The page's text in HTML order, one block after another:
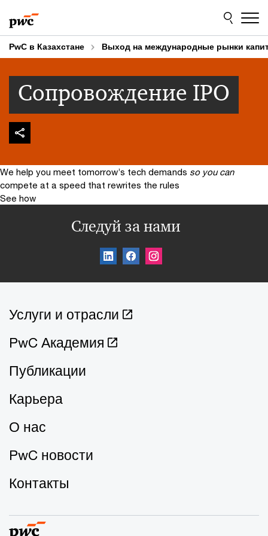
to
content
to
footer
PwC в Казахстане Выход на международные рынки
Сопровождение IPO
We help you meet tomorrow’s tech demands so you can
compete at a speed that rewrites the rules
See how
Следуй за нами
Услуги и отрасли
PwC Академия
Публикации
Карьера
О нас
PwC новости
Контакты